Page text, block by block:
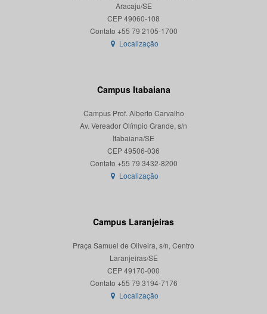
Aracaju/SE
CEP 49060-108
Localização
Campus Itabaiana
Campus Prof. Alberto Carvalho
Av. Vereador Olímpio Grande, s/n
Itabaiana/SE
CEP 49506-036
Localização
Campus Laranjeiras
Praça Samuel de Oliveira, s/n, Centro
Laranjeiras/SE
CEP 49170-000
Localização